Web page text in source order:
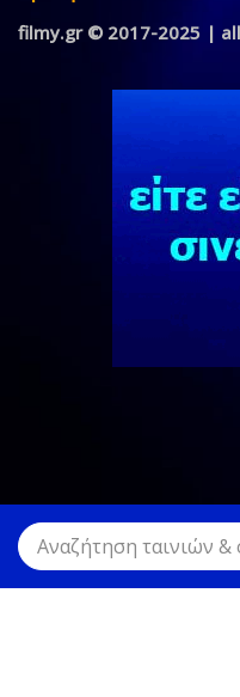
filmy.gr © 2017-2025 |